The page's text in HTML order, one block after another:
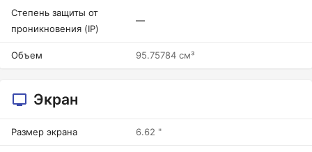
Степень защиты от
проникновения (IP)
—
Объем 95.75784 см³
Экран
Размер экрана 6.62 "